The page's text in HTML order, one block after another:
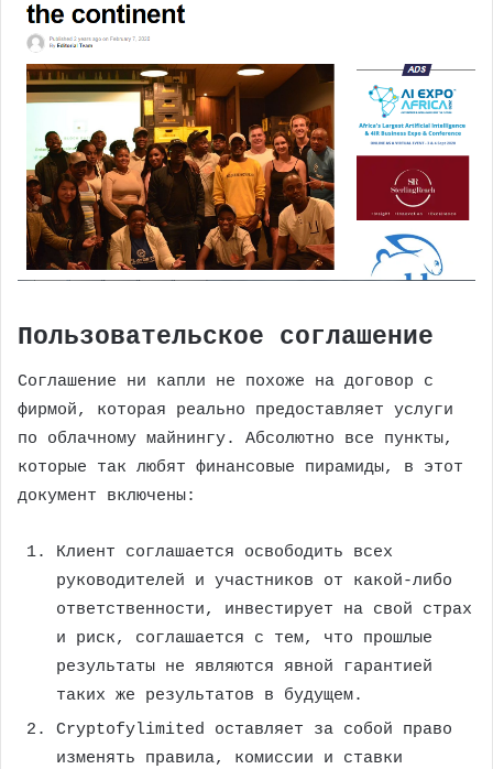
Пользовательское соглашение
Соглашение ни капли не похоже на договор с
фирмой, которая реально предоставляет услуги
по облачному майнингу. Абсолютно все пункты,
которые так любят финансовые пирамиды, в этот
документ включены:
Клиент соглашается освободить всех
руководителей и участников от какой-либо
ответственности, инвестирует на свой страх
и риск, соглашается с тем, что прошлые
результаты не являются явной гарантией
таких же результатов в будущем.
Cryptofylimited оставляет за собой право
изменять правила, комиссии и ставки